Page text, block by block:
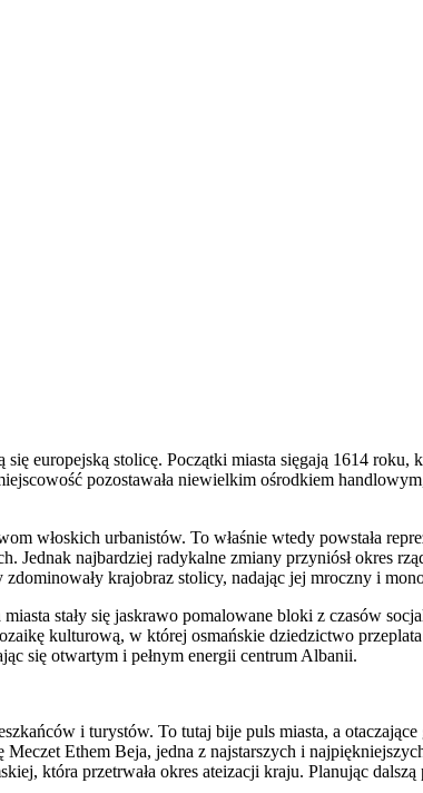
europejską stolicę. Początki miasta sięgają 1614 roku,
pozostawała niewielkim ośrodkiem
włoskich urbanistów. To właśnie wtedy powstała
najbardziej radykalne zmiany przyniósł okres
krajobraz stolicy, nadając jej mroczny i
stały się jaskrawo pomalowane bloki z czasów
kulturową, w której osmańskie dziedzictwo przeplata
się otwartym i pełnym energii centrum Albanii.
i turystów. To tutaj bije puls miasta, a
Ethem Beja, jedna z najstarszych i
która przetrwała okres ateizacji kraju. Planując